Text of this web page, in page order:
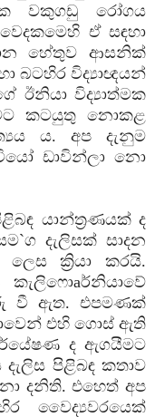
වකුගඩු රෝගය
ඒ සඳහා
හේතුව ආසනික්‌
බටහිර විද්‍යාඥයන්
ඊනියා විද්‍යාත්මක
කටයුතු නොකළ
ය. අප දැනුම
ඩාවින්ලා නො
යාන්ත්‍රණයක්‌ ද
දැලිසක්‌ සාදන
ක්‍රියා කරයි.
වී ඇත. එපමණක්‌
එහි ගොස්‌ ඇති
ද ඇගයීමට
පිළිබඳ කතාව
දනිති. එහෙත් අප
වෛද්‍යවරයෙක්‌